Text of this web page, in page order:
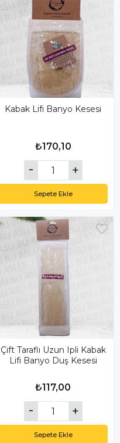
Kabak Lifi Banyo Kesesi
₺170,10
Sepete Ekle
Çift Taraflı Uzun Ipli Kabak
Lifi Banyo Duş Kesesi
₺117,00
Sepete Ekle